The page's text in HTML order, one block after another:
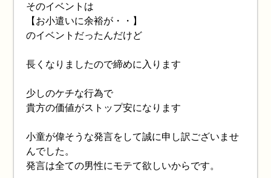
そのイベントは
【お小遣いに余裕が・・】
のイベントだったんだけど
長くなりましたので締めに入ります
少しのケチな行為で
貴方の価値がストップ安になります
小童が偉そうな発言をして誠に申し訳ございませ
んでした。
発言は全ての男性にモテて欲しいからです。